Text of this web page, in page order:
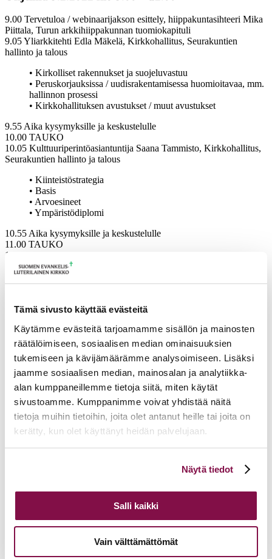
Tämä sivusto käyttää evästeitä
Käytämme evästeitä tarjoamamme sisällön ja mainosten
räätälöimiseen, sosiaalisen median ominaisuuksien
tukemiseen ja kävijämäärämme analysoimiseen. Lisäksi
jaamme sosiaalisen median, mainosalan ja analytiikka-
alan kumppaneillemme tietoja siitä, miten käytät
sivustoamme. Kumppanimme voivat yhdistää näitä
tietoja muihin tietoihin, joita olet antanut heille tai joita on
kerätty, kun olet käyttänyt heidän palvelujaan.
linkistä.
Näytä tiedot
Salli kaikki
Vain välttämättömät
9.00 Tervetuloa / webinaarijakson esittely, hiippakuntasihteeri Mika
Piittala, Turun arkkihiippakunnan tuomiokapituli
9.05 Yliarkkitehti Edla Mäkelä, Kirkkohallitus, Seurakuntien
hallinto ja talous
• Kirkolliset rakennukset ja suojeluvastuu
• Peruskorjauksissa / uudisrakentamisessa huomioitavaa, mm.
hallinnon prosessi
• Kirkkohallituksen avustukset / muut avustukset
9.55 Aika kysymyksille ja keskustelulle
10.00 TAUKO
10.05 Kulttuuriperintöasiantuntija Saana Tammisto, Kirkkohallitus,
Seurakuntien hallinto ja talous
• Kiinteistöstrategia
• Basis
• Arvoesineet
• Ympäristödiplomi
10.55 Aika kysymyksille ja keskustelulle
11.00 TAUKO
11.05 Asiantuntija Niklas Turku, Kirkkohallitus, Seurakuntien
hallinto ja talous
a. Metsänhoitosuunnitelma
Kirkkohallitus, talousosasto
• Kirkkohallituksen hankintatiimi
• Sakastin hankintasivut
• Julkisten hankintojen neuvontayksikön sivut
• Hankintaohje ja pienhankintaohje seurakunnissa
• Ajankohtaista hankinnoista
11.50 Aika kysymyksille
11.55 Päivän päätös ja kiitos, Mika Piittala ja suunnittelutiimi
Tulevia tapahtumia
runojen, taiteen ja luonnon äärellä 25.08.2026
Toimistoväen verkostotapaaminen 08.09.2026